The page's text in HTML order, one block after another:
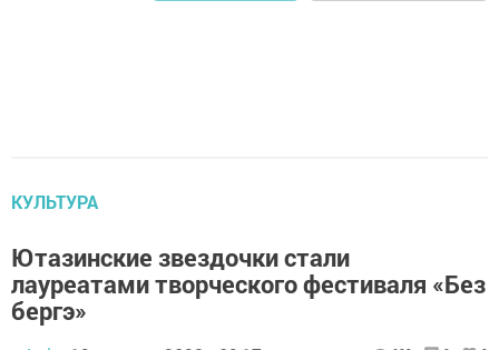
КУЛЬТУРА
Ютазинские звездочки стали
лауреатами творческого фестиваля «Без
бергэ»